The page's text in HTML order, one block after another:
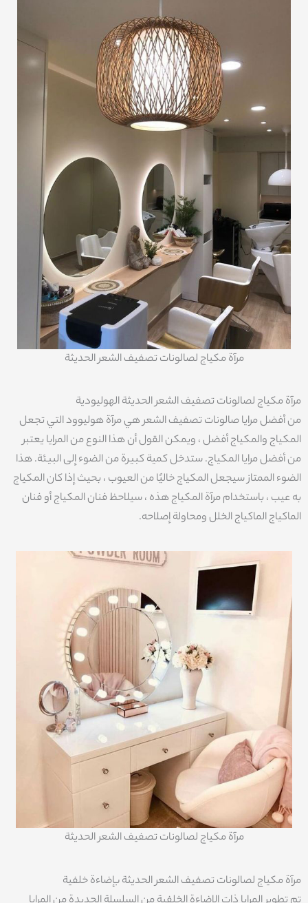
مرآة مكياج لصالونات تصفيف الشعر الحديثة
مرآة مكياج لصالونات تصفيف الشعر الحديثة الهوليودية
من أفضل مرايا صالونات تصفيف الشعر هي مرآة هوليوود التي تجعل
المكياج والمكياج أفضل ، ويمكن القول أن هذا النوع من المرايا يعتبر
من أفضل مرايا المكياج. ستدخل كمية كبيرة من الضوء إلى البيئة. هذا
الضوء الممتاز سيجعل المكياج خاليًا من العيوب ، بحيث إذا كان المكياج
به عيب ، باستخدام مرآة المكياج هذه ، سيلاحظ فنان المكياج أو فنان
الماكياج الماكياج الخلل ومحاولة إصلاحه.
مرآة مكياج لصالونات تصفيف الشعر الحديثة
مرآة مكياج لصالونات تصفيف الشعر الحديثة بإضاءة خلفية